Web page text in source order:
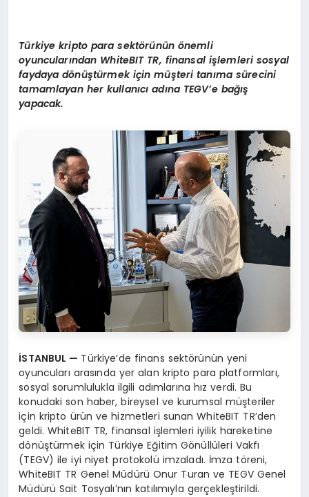
Türkiye kripto para sektörünün önemli
oyuncularından WhiteBIT TR, finansal işlemleri sosyal
faydaya dönüştürmek içinmüşteri tanıma sürecini
tamamlayan her kullanıcı adına TEGV’e bağış
yapacak.
İSTANBUL — Türkiye’de finans sektörünün yeni
oyuncuları arasında yer alan kripto para platformları,
sosyal sorumlulukla ilgili adımlarına hız verdi. Bu
konudaki son haber, bireysel ve kurumsal müşteriler
için kripto ürün ve hizmetleri sunan WhiteBIT TR’den
geldi. WhiteBIT TR, finansal işlemleri iyilik hareketine
dönüştürmek için Türkiye Eğitim Gönüllüleri Vakfı
(TEGV) ile iyi niyet protokolü imzaladı. İmza töreni,
WhiteBIT TR Genel Müdürü Onur Turan ve TEGV Genel
Müdürü Sait Tosyalı’nın katılımıyla gerçekleştirildi.